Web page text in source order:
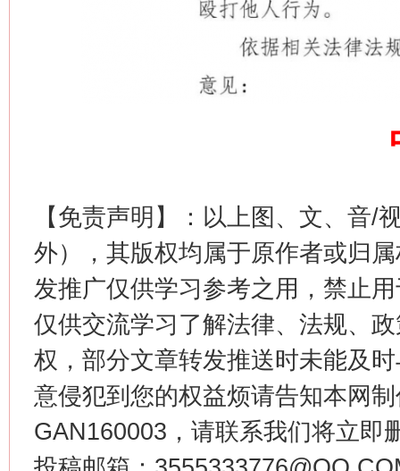
【免责声明】：以上图、文、音/
外），其版权均属于原作者或归
发推广仅供学习参考之用，禁止
仅供交流学习了解法律、法规、
权，部分文章转发推送时未能及
意侵犯到您的权益烦请告知本网
GAN160003，请联系我们将立即